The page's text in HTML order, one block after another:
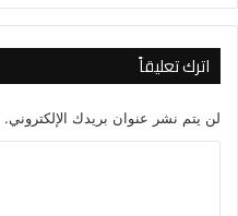
اترك تعليقاً
لن يتم نشر عنوان بريدك الإلكتروني.